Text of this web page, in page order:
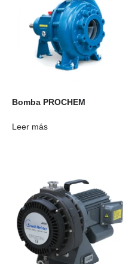
Bomba PROCHEM
Leer más